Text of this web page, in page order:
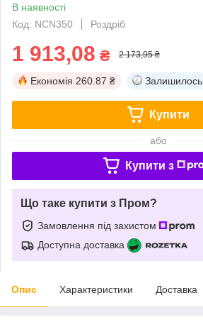
В наявності
Код: NCN350
Роздріб
1 913,08 ₴ 2 173,95 ₴
Економія 260.87 ₴ Залишилось
Купити
або
Купити з
Що таке купити з Пром?
Замовлення під захистом
Доступна доставка
Опис Характеристики Доставка